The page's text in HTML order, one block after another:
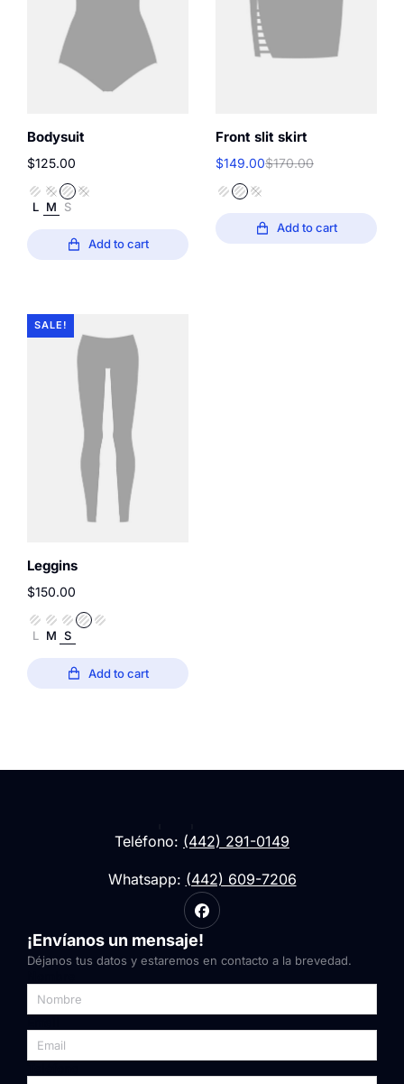
Bodysuit
$125.00
L M S
Add to cart
Front slit skirt
$170.00
$149.00
Add to cart
SALE!
Leggins
$150.00
L M S
Add to cart
Teléfono: (442) 291-0149
Whatsapp: (442) 609-7206
¡Envíanos un mensaje!
Déjanos tus datos y estaremos en contacto a la brevedad.